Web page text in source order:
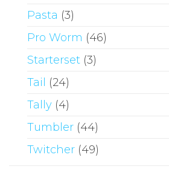
Pasta (3)
Pro Worm (46)
Starterset (3)
Tail (24)
Tally (4)
Tumbler (44)
Twitcher (49)